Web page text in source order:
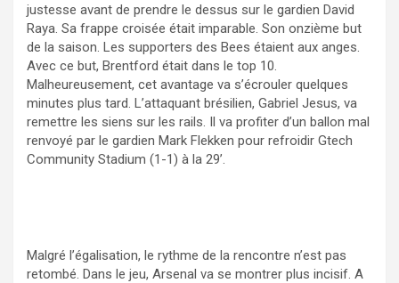
justesse avant de prendre le dessus sur le gardien David
Raya. Sa frappe croisée était imparable. Son onzième but
de la saison. Les supporters des Bees étaient aux anges.
Avec ce but, Brentford était dans le top 10.
Malheureusement, cet avantage va s’écrouler quelques
minutes plus tard. L’attaquant brésilien, Gabriel Jesus, va
remettre les siens sur les rails. Il va profiter d’un ballon mal
renvoyé par le gardien Mark Flekken pour refroidir Gtech
Community Stadium (1-1) à la 29’.
Malgré l’égalisation, le rythme de la rencontre n’est pas
retombé. Dans le jeu, Arsenal va se montrer plus incisif. A